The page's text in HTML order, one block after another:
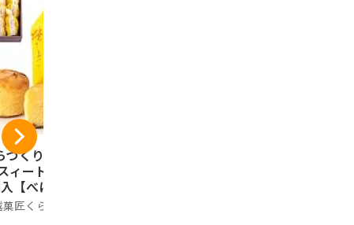
づくり本舗 芋菓
ィートポテト 1
【べにあかく
川越名物 のし
ギフト
匠くらづくり本